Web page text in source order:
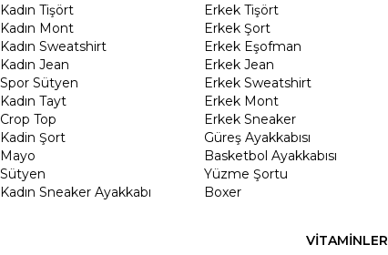
Kadın Tişört
Kadın Mont
Kadın Sweatshirt
Kadın Jean
Spor Sütyen
Kadın Tayt
Crop Top
Kadin Şort
Mayo
Sütyen
Kadın Sneaker Ayakkabı
Erkek Tişört
Erkek Şort
Erkek Eşofman
Erkek Jean
Erkek Sweatshirt
Erkek Mont
Erkek Sneaker
Güreş Ayakkabısı
Basketbol Ayakkabısı
Yüzme Şortu
Boxer
VİTAMİNLER